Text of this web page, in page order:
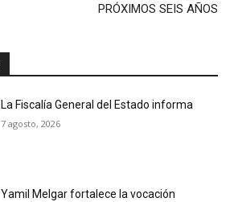
PRÓXIMOS SEIS AÑOS
La Fiscalía General del Estado informa
7 agosto, 2026
Yamil Melgar fortalece la vocación